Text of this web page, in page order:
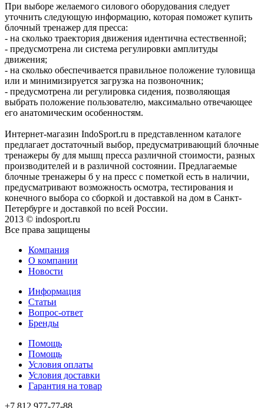
При выборе желаемого силового оборудования следует
уточнить следующую информацию, которая поможет купить
блочный тренажер для пресса:
- на сколько траектория движения идентична естественной;
- предусмотрена ли система регулировки амплитуды
движения;
- на сколько обеспечивается правильное положение туловища
или и минимизируется загрузка на позвоночник;
- предусмотрена ли регулировка сидения, позволяющая
выбрать положение пользователю, максимально отвечающее
его анатомическим особенностям.
Интернет-магазин IndoSport.ru в представленном каталоге
предлагает достаточный выбор, предусматривающий блочные
тренажеры бу для мышц пресса различной стоимости, разных
производителей и в различной состоянии. Предлагаемые
блочные тренажеры б у на пресс с пометкой есть в наличии,
предусматривают возможность осмотра, тестирования и
конечного выбора со сборкой и доставкой на дом в Санкт-
Петербурге и доставкой по всей России.
2013 © indosport.ru
Все права защищены
Компания
О компании
Новости
Информация
Статьи
Вопрос-ответ
Бренды
Помощь
Помощь
Условия оплаты
Условия доставки
Гарантия на товар
+7 812 977-77-88